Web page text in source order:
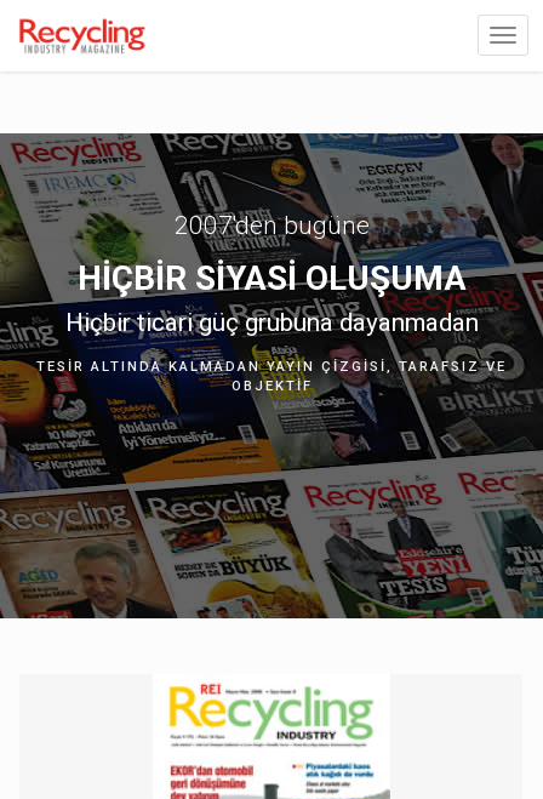
2007'den bugüne
HIÇBIR SIYASI OLUŞUMA
Hiçbir ticari güç grubuna dayanmadan
TESIR ALTINDA KALMADAN YAYIN ÇIZGISI, TARAFSIZ VE
OBJEKTIF